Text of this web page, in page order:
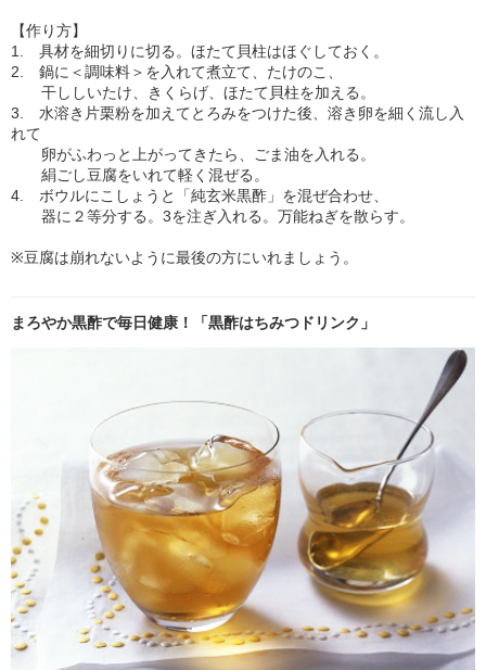
【作り方】
1. 具材を細切りに切る。ほたて貝柱はほぐしておく。
2. 鍋に＜調味料＞を入れて煮立て、たけのこ、
干ししいたけ、きくらげ、ほたて貝柱を加える。
3. 水溶き片栗粉を加えてとろみをつけた後、溶き卵を細く流し入
れて
卵がふわっと上がってきたら、ごま油を入れる。
絹ごし豆腐をいれて軽く混ぜる。
4. ボウルにこしょうと「純玄米黒酢」を混ぜ合わせ、
器に２等分する。3を注ぎ入れる。万能ねぎを散らす。
※豆腐は崩れないように最後の方にいれましょう。
まろやか黒酢で毎日健康！「黒酢はちみつドリンク」